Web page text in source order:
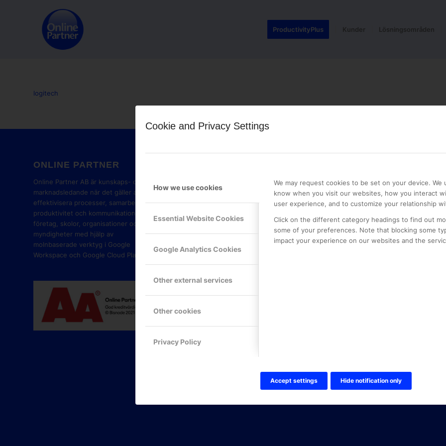
Cookie and Privacy Settings
How we use cookies
Essential Website Cookies
Google Analytics Cookies
Other external services
Other cookies
Privacy Policy
We may request cookies to be set on your device. We
know when you visit our websites, how you interact
user experience, and to customize your relationship
Click on the different category headings to find out
some of your preferences. Note that blocking some
impact your experience on our websites and the
Accept settings Hide notification only
ProductivityPlus Kunder Lösningsområden
logitech
ONLINE PARTNER
Online Partner AB är kunskaps- och
marknadsledande när det gäller att
effektivisera processer, samarbete,
produktivitet och kommunikation i
företag, skolor, organisationer och
myndigheter med hjälp av
molnbaserade verktyg i Google
Workspace och Google Cloud Platform.
ONLINE PARTNER AB
Mejerivägen 3
117 61 Stockholm
Tel: 08-42 00 04 00
Hitta hit